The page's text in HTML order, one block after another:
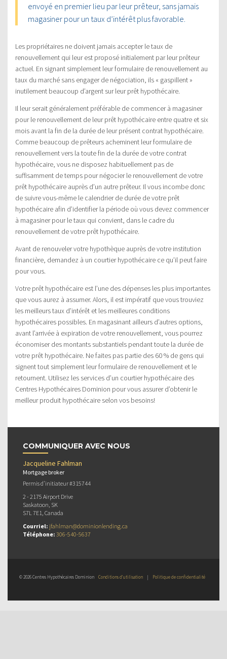
envoyé en premier lieu par leur prêteur, sans jamais
magasiner pour un taux d’intérêt plus favorable.
Les propriétaires ne doivent jamais accepter le taux de
renouvellement qui leur est proposé initialement par leur prêteur
actuel. En signant simplement leur formulaire de renouvellement au
taux du marché sans engager de négociation, ils « gaspillent »
inutilement beaucoup d’argent sur leur prêt hypothécaire.
Il leur serait généralement préférable de commencer à magasiner
pour le renouvellement de leur prêt hypothécaire entre quatre et six
mois avant la fin de la durée de leur présent contrat hypothécaire.
Comme beaucoup de prêteurs acheminent leur formulaire de
renouvellement vers la toute fin de la durée de votre contrat
hypothécaire, vous ne disposez habituellement pas de
suffisamment de temps pour négocier le renouvellement de votre
prêt hypothécaire auprès d’un autre prêteur. Il vous incombe donc
de suivre vous-même le calendrier de durée de votre prêt
hypothécaire afin d’identifier la période où vous devez commencer
à magasiner pour le taux qui convient, dans le cadre du
renouvellement de votre prêt hypothécaire.
Avant de renouveler votre hypothèque auprès de votre institution
financière, demandez à un courtier hypothécaire ce qu’il peut faire
pour vous.
Votre prêt hypothécaire est l’une des dépenses les plus importantes
que vous aurez à assumer. Alors, il est impératif que vous trouviez
les meilleurs taux d’intérêt et les meilleures conditions
hypothécaires possibles. En magasinant ailleurs d’autres options,
avant l’arrivée à expiration de votre renouvellement, vous pourrez
économiser des montants substantiels pendant toute la durée de
votre prêt hypothécaire. Ne faites pas partie des 60 % de gens qui
signent tout simplement leur formulaire de renouvellement et le
retournent. Utilisez les services d’un courtier hypothécaire des
Centres Hypothécaires Dominion pour vous assurer d’obtenir le
meilleur produit hypothécaire selon vos besoins!
COMMUNIQUER AVEC NOUS
Jacqueline Fahlman
Mortgage broker
Permis d’initiateur #315744
2 - 2175 Airport Drive
Saskatoon, SK
S7L 7E1, Canada
Courriel: jfahlman@dominionlending.ca
Téléphone: 306-540-5637
© 2026 Centres Hypothécaires Dominion Conditions d’utilisation | Politique de confidentialité